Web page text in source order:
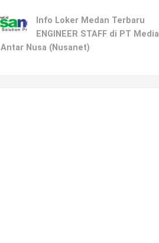
Info Loker Medan Terbaru
ENGINEER STAFF di PT Media
Antar Nusa (Nusanet)